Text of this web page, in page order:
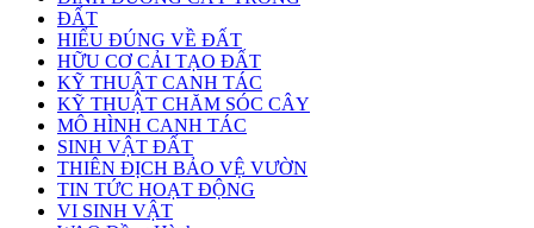
ĐẤT
HIỂU ĐÚNG VỀ ĐẤT
HỮU CƠ CẢI TẠO ĐẤT
KỸ THUẬT CANH TÁC
KỸ THUẬT CHĂM SÓC CÂY
MÔ HÌNH CANH TÁC
SINH VẬT ĐẤT
THIÊN ĐỊCH BẢO VỆ VƯỜN
TIN TỨC HOẠT ĐỘNG
VI SINH VẬT